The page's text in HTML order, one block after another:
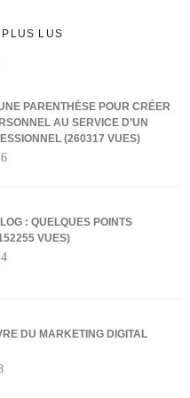
LUS
PARENTHÈSE POUR CRÉER
AU SERVICE D’UN
(260317 VUES)
: QUELQUES POINTS
VUES)
DU MARKETING DIGITAL